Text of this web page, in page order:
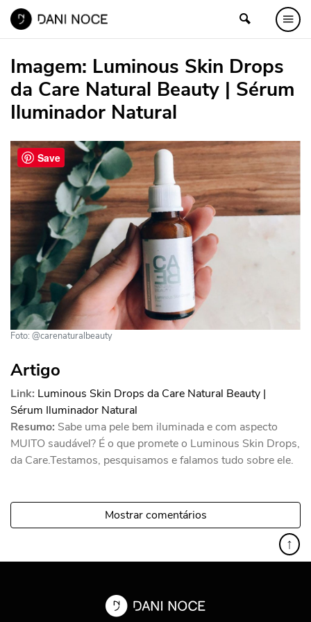
Imagem: Luminous Skin Drops
da Care Natural Beauty | Sérum
Iluminador Natural
Foto: @carenaturalbeauty
Artigo
Link: Luminous Skin Drops da Care Natural Beauty |
Sérum Iluminador Natural
Resumo: Sabe uma pele bem iluminada e com aspecto
MUITO saudável? É o que promete o Luminous Skin Drops,
da Care.Testamos, pesquisamos e falamos tudo sobre ele.
Mostrar comentários
↑
Save